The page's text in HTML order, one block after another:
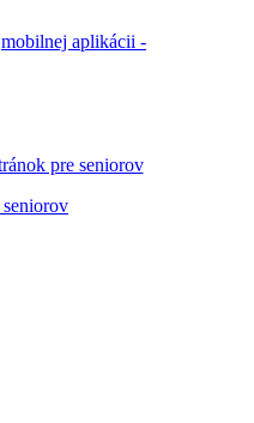
mobilnej aplikácii -
pre seniorov